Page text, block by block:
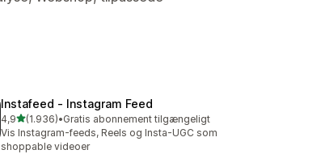
Instafeed ‑ Instagram Feed
4,9ud af 5 stjerner
(1.936)
1936 anmeldelser i alt
•Gratis abonnement tilgængeligt
Vis Instagram-feeds, Reels og Insta-UGC som
shoppable videoer